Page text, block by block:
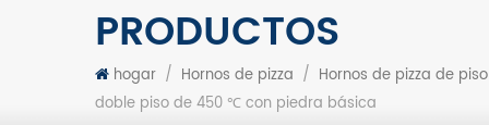
PRODUCTOS
hogar / Hornos de pizza / Hornos de pizza de piso
doble piso de 450 ℃ con piedra básica